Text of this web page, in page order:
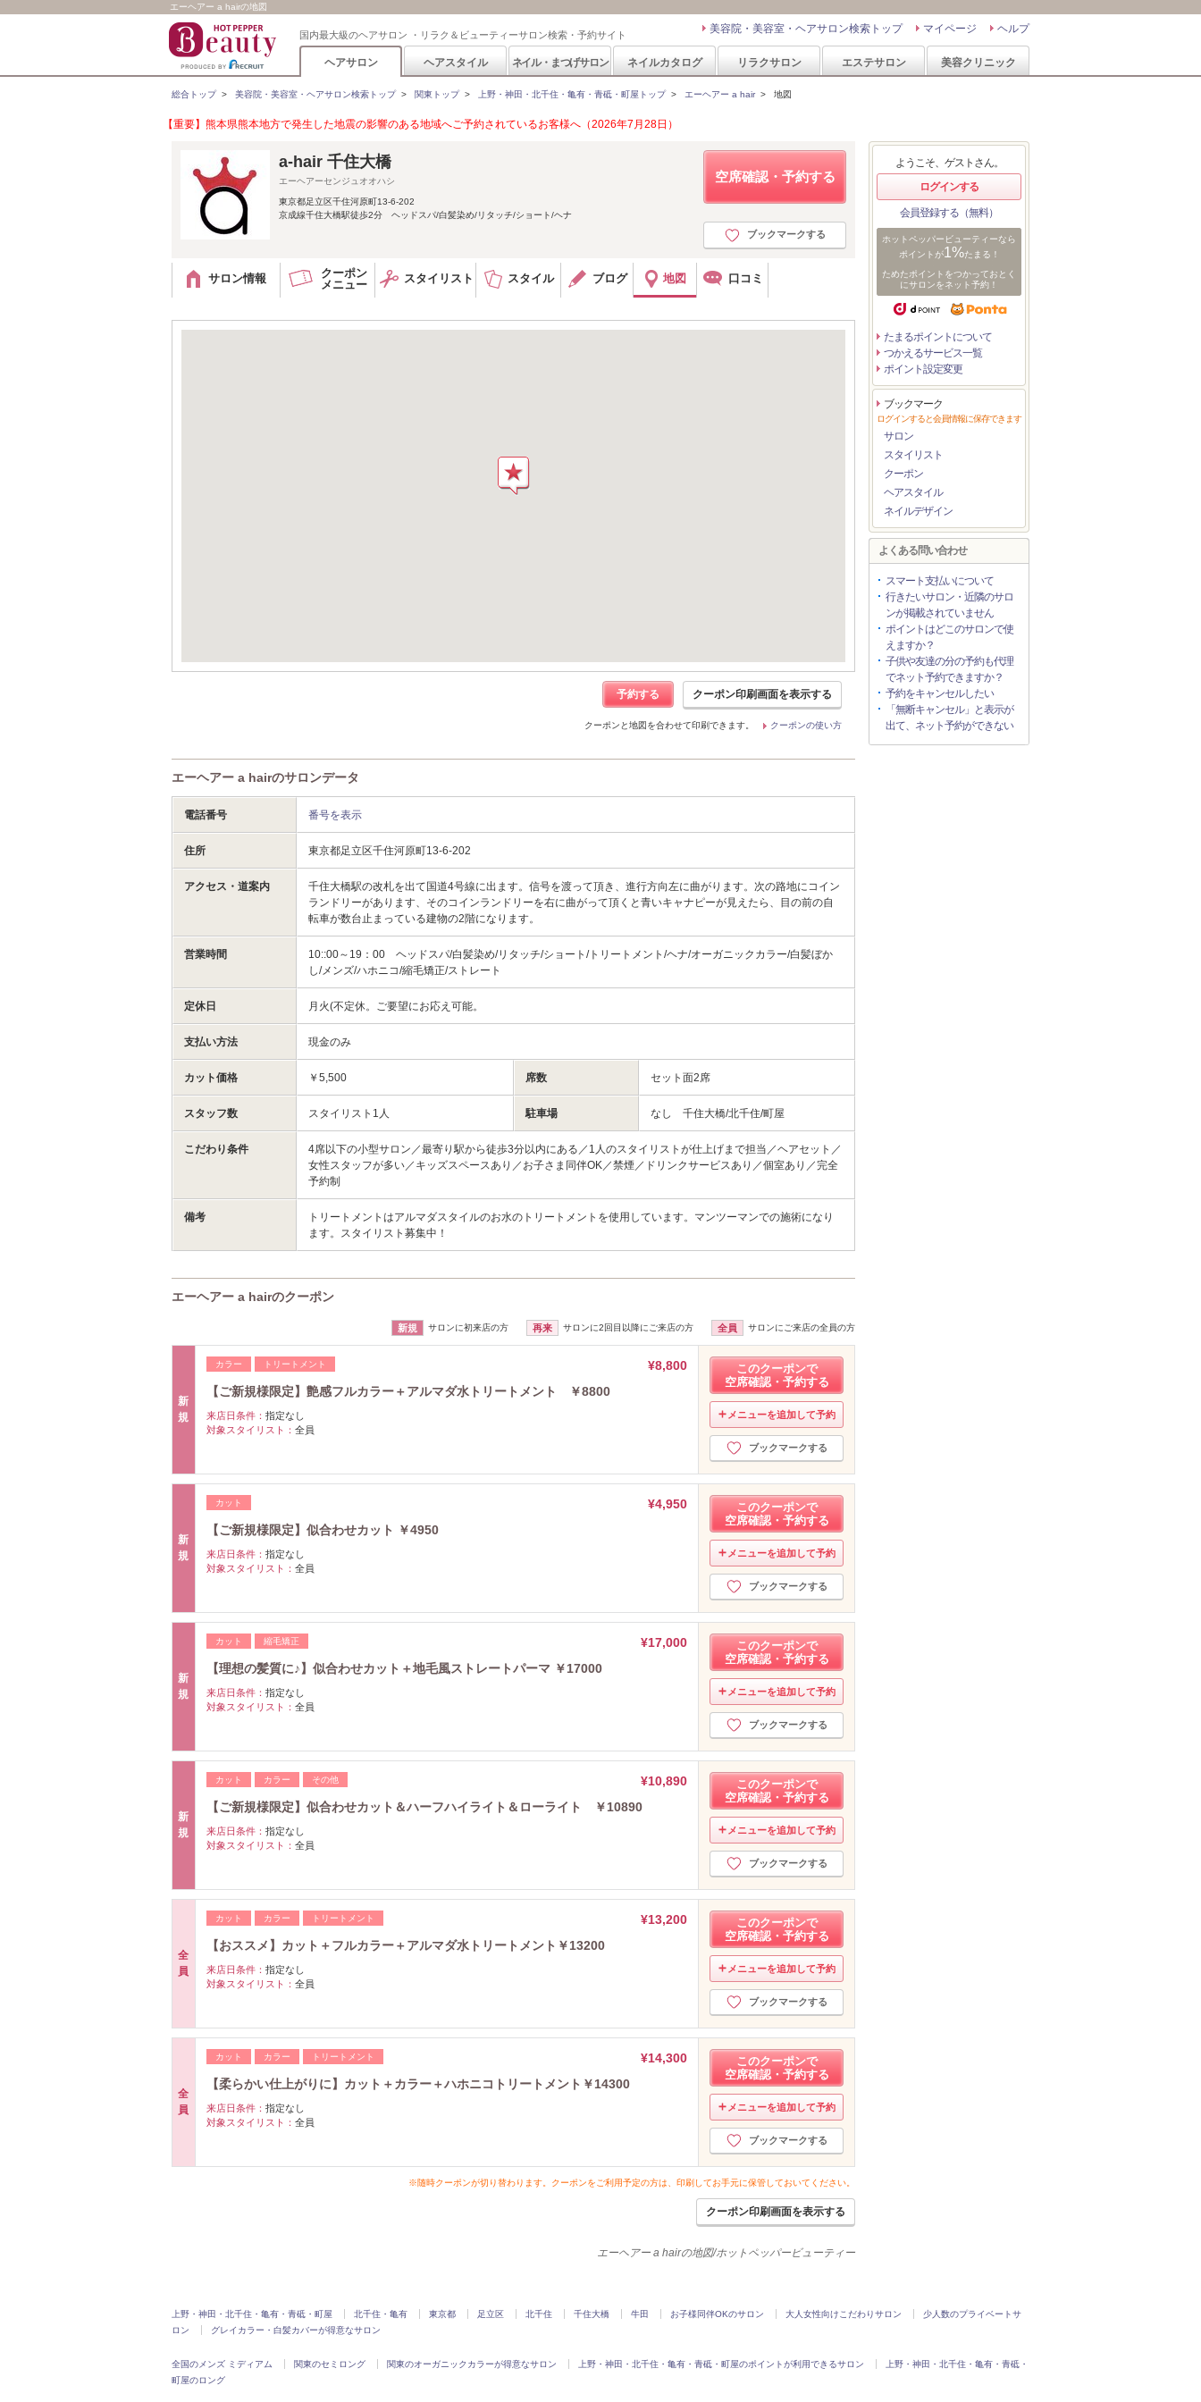
エーヘアー a hairの地図
国内最大級のヘアサロン ・リラク＆ビューティーサロン検索・予約サイト ヘルプ
マイページ
美容院・美容室・ヘアサロン検索トップ
ヘアサロン ヘアスタイル ネイル・まつげサロン ネイルカタログ リラクサロン エステサロン 美容クリニック
総合トップ> 美容院・美容室・ヘアサロン検索トップ> 関東トップ> 上野・神田・北千住・亀有・青砥・町屋トップ> エーヘアー a hair> 地図
【重要】熊本県熊本地方で発生した地震の影響のある地域へご予約されているお客様へ（2026年7月28日）
空席確認・予約する
ブックマークする
a-hair 千住大橋
エーヘアーセンジュオオハシ
東京都足立区千住河原町13-6-202
京成線千住大橋駅徒歩2分 ヘッドスパ/白髪染め/リタッチ/ショート/ヘナ
サロン情報
クーポン
メニュー
スタイリスト スタイル ブログ 地図 口コミ
予約する クーポン印刷画面を表示する
クーポンと地図を合わせて印刷できます。 クーポンの使い方
エーヘアー a hairのサロンデータ
電話番号 番号を表示
住所 東京都足立区千住河原町13-6-202
アクセス・道案内
千住大橋駅の改札を出て国道4号線に出ます。信号を渡って頂き、進行方向左に曲がります。次の路地にコイン
ランドリーがあります、そのコインランドリーを右に曲がって頂くと青いキャナピーが見えたら、目の前の自
転車が数台止まっている建物の2階になります。
営業時間
10::00～19：00 ヘッドスパ/白髪染め/リタッチ/ショート/トリートメント/ヘナ/オーガニックカラー/白髪ぼか
し/メンズ/ハホニコ/縮毛矯正/ストレート
定休日 月火(不定休。ご要望にお応え可能。
支払い方法 現金のみ
カット価格 ￥5,500 席数 セット面2席
スタッフ数 スタイリスト1人 駐車場 なし 千住大橋/北千住/町屋
こだわり条件
4席以下の小型サロン／最寄り駅から徒歩3分以内にある／1人のスタイリストが仕上げまで担当／ヘアセット／
女性スタッフが多い／キッズスペースあり／お子さま同伴OK／禁煙／ドリンクサービスあり／個室あり／完全
予約制
備考
トリートメントはアルマダスタイルのお水のトリートメントを使用しています。マンツーマンでの施術になり
ます。スタイリスト募集中！
エーヘアー a hairのクーポン
新規 サロンに初来店の方 再来 サロンに2回目以降にご来店の方 全員 サロンにご来店の全員の方
新
規
カラー トリートメント
¥8,800
【ご新規様限定】艶感フルカラー＋アルマダ水トリートメント ￥8800
来店日条件： 指定なし
対象スタイリスト： 全員
このクーポンで
空席確認・予約する
メニューを追加して予約
ブックマークする
新
規
カット
¥4,950
【ご新規様限定】似合わせカット ￥4950
来店日条件： 指定なし
対象スタイリスト： 全員
このクーポンで
空席確認・予約する
メニューを追加して予約
ブックマークする
新
規
カット 縮毛矯正
¥17,000
【理想の髪質に♪】似合わせカット＋地毛風ストレートパーマ ￥17000
来店日条件： 指定なし
対象スタイリスト： 全員
このクーポンで
空席確認・予約する
メニューを追加して予約
ブックマークする
新
規
カット カラー その他
¥10,890
【ご新規様限定】似合わせカット＆ハーフハイライト＆ローライト ￥10890
来店日条件： 指定なし
対象スタイリスト： 全員
このクーポンで
空席確認・予約する
メニューを追加して予約
ブックマークする
全
員
カット カラー トリートメント
¥13,200
【おススメ】カット＋フルカラー＋アルマダ水トリートメント￥13200
来店日条件： 指定なし
対象スタイリスト： 全員
このクーポンで
空席確認・予約する
メニューを追加して予約
ブックマークする
全
員
カット カラー トリートメント
¥14,300
【柔らかい仕上がりに】カット＋カラー＋ハホニコトリートメント￥14300
来店日条件： 指定なし
対象スタイリスト： 全員
このクーポンで
空席確認・予約する
メニューを追加して予約
ブックマークする
※随時クーポンが切り替わります。クーポンをご利用予定の方は、印刷してお手元に保管しておいてください。
クーポン印刷画面を表示する
エーヘアー a hairの地図/ホットペッパービューティー
ようこそ、ゲストさん。
ログインする
会員登録する（無料）
ホットペッパービューティーなら
ポイントが1%たまる！
ためたポイントをつかっておとく
にサロンをネット予約！
たまるポイントについて
つかえるサービス一覧
ポイント設定変更
ブックマーク
ログインすると会員情報に保存できます
サロン
スタイリスト
クーポン
ヘアスタイル
ネイルデザイン
よくある問い合わせ
スマート支払いについて
行きたいサロン・近隣のサロ
ンが掲載されていません
ポイントはどこのサロンで使
えますか？
子供や友達の分の予約も代理
でネット予約できますか？
予約をキャンセルしたい
「無断キャンセル」と表示が
出て、ネット予約ができない
上野・神田・北千住・亀有・青砥・町屋 北千住・亀有 東京都 足立区 北千住 千住大橋 牛田 お子様同伴OKのサロン 大人女性向けこだわりサロン
少人数のプライベートサ
ロン
グレイカラー・白髪カバーが得意なサロン
全国のメンズ ミディアム 関東のセミロング 関東のオーガニックカラーが得意なサロン 上野・神田・北千住・亀有・青砥・町屋のポイントが利用できるサロン
上野・神田・北千住・亀有・青砥・
町屋のロング